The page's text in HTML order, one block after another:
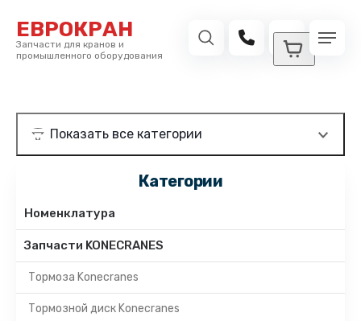
ЕВРОКРАН
Запчасти для кранов и
промышленного оборудования
Категории
Номенклатура
Запчасти KONECRANES
Тормоза Konecranes
Тормозной диск Konecranes